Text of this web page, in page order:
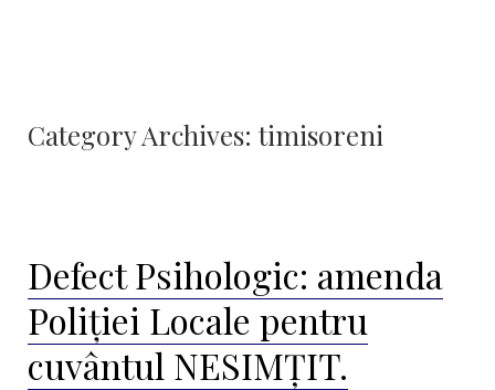
Category Archives:timisoreni
Defect Psihologic: amenda
Poliției Locale pentru
cuvântul NESIMȚIT.